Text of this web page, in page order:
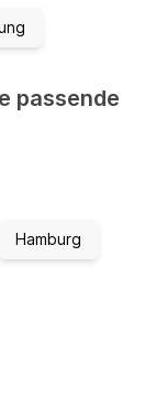
passende
Hamburg